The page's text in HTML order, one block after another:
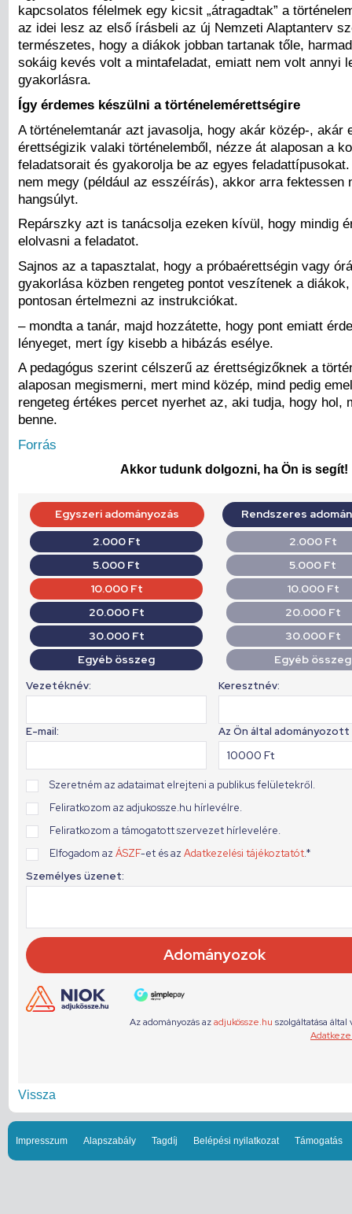
kapcsolatos félelmek egy kicsit „átragadtak” a
az idei lesz az első írásbeli az új Nemzeti Alaptanterv
természetes, hogy a diákok jobban tartanak tőle,
sokáig kevés volt a mintafeladat, emiatt nem volt annyi
gyakorlásra.
Így érdemes készülni a történelemérettségire
A történelemtanár azt javasolja, hogy akár közép-, akár
érettségizik valaki történelemből, nézze át alaposan a
feladatsorait és gyakorolja be az egyes
nem megy (például az esszéírás), akkor arra fektessen
hangsúlyt.
Repárszky azt is tanácsolja ezeken kívül, hogy mindig
elolvasni a feladatot.
Sajnos az a tapasztalat, hogy a próbaérettségin vagy
gyakorlása közben rengeteg pontot veszítenek a
pontosan értelmezni az instrukciókat.
– mondta a tanár, majd hozzátette, hogy pont emiatt
lényeget, mert így kisebb a hibázás esélye.
A pedagógus szerint célszerű az érettségizőknek a
alaposan megismerni, mert mind közép, mind pedig
rengeteg értékes percet nyerhet az, aki tudja, hogy hol,
benne.
Forrás
Akkor tudunk dolgozni, ha Ön is segít!
Vissza
Impresszum Alapszabály Tagdíj Belépési nyilatkozat Támogatás